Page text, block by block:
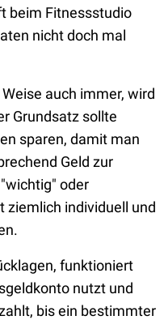
beim Fitnessstudio
nicht doch mal
auch immer, wird
Grundsatz sollte
sparen, damit man
Geld zur
oder
ziemlich individuell und
funktioniert
nutzt und
bis ein bestimmter